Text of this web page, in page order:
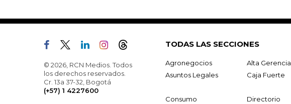
© 2026, RCN Medios. Todos
los derechos reservados.
Cr. 13a 37-32, Bogotá
(+57) 1 4227600
TODAS LAS SECCIONES
Agronegocios Alta Gerencia
Asuntos Legales
Caja Fuerte
Consumo
Directorio